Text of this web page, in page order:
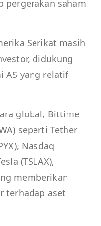
pergerakan saham
Serikat masih
didukung
AS yang relatif
global, Bittime
seperti Tether
Nasdaq
(TSLAX),
memberikan
terhadap aset